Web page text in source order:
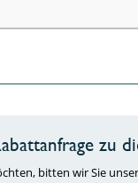
zu
bitten wir Sie